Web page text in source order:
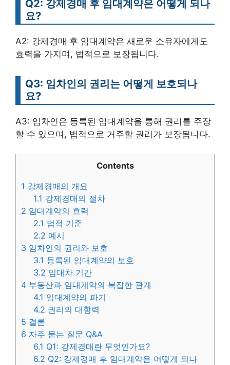
Q2: 강제경매 후 임대계약은 어떻게 되나
요?
A2: 강제경매 후 임대계약은 새로운 소유자에게도
효력을 가지며, 법적으로 보장됩니다.
Q3: 임차인의 권리는 어떻게 보호되나
요?
A3: 임차인은 등록된 임대계약을 통해 권리를 주장
할 수 있으며, 법적으로 거주할 권리가 보장됩니다.
Contents
1 강제경매의 개요
1.1 강제경매의 절차
2 임대계약의 효력
2.1 법적 기준
2.2 예시
3 임차인의 권리와 보호
3.1 등록된 임대계약의 보호
3.2 임대차 기간
4 부동산과 임대계약의 복잡한 관계
4.1 임대계약의 파기
4.2 권리의 대항력
5 결론
6 자주 묻는 질문 Q&A
6.1 Q1: 강제경매란 무엇인가요?
6.2 Q2: 강제경매 후 임대계약은 어떻게 되나